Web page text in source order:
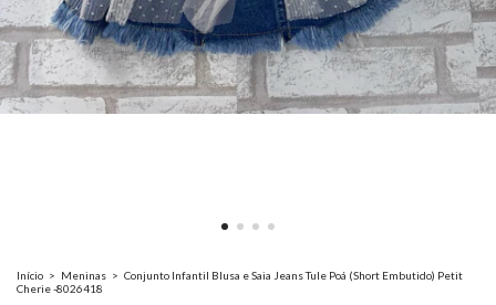
Início > Meninas > Conjunto Infantil Blusa e Saia Jeans Tule Poá (Short Embutido) Petit
Cherie -8026418